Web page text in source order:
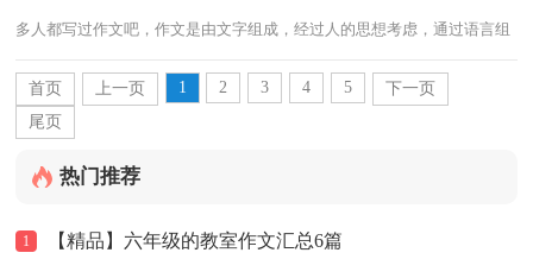
多人都写过作文吧，作文是由文字组成，经过人的思想考虑，通过语言组
织来表达一个主题意义的文体。怎么写作...
首页
上一页 1 2 3 4 5
下一页
尾页
热门推荐
1 【精品】六年级的教室作文汇总6篇